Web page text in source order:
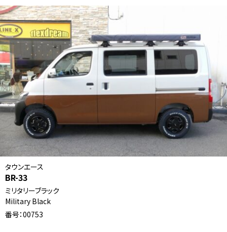
タウンエース
BR-33
ミリタリーブラック
Military Black
番号：00753